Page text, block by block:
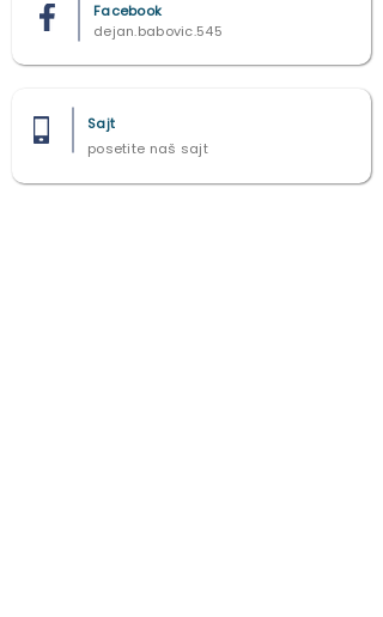
dejan.babovic.545
Facebook
Sajt
posetite naš sajt